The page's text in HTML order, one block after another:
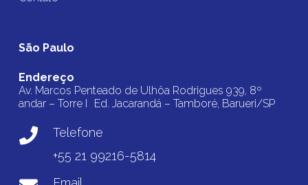
São Paulo
Endereço
Av. Marcos Penteado de Ulhôa Rodrigues 939, 8º
andar – Torre I Ed. Jacarandá – Tamboré, Barueri/SP
Telefone
+55 21 99216-5814